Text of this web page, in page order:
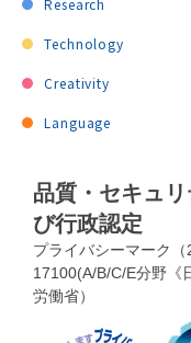
Research
Technology
Creativity
Language
品質・セキュ
び行政認定
プライバシーマーク
17100(A/B/C/E分野《
労働省）